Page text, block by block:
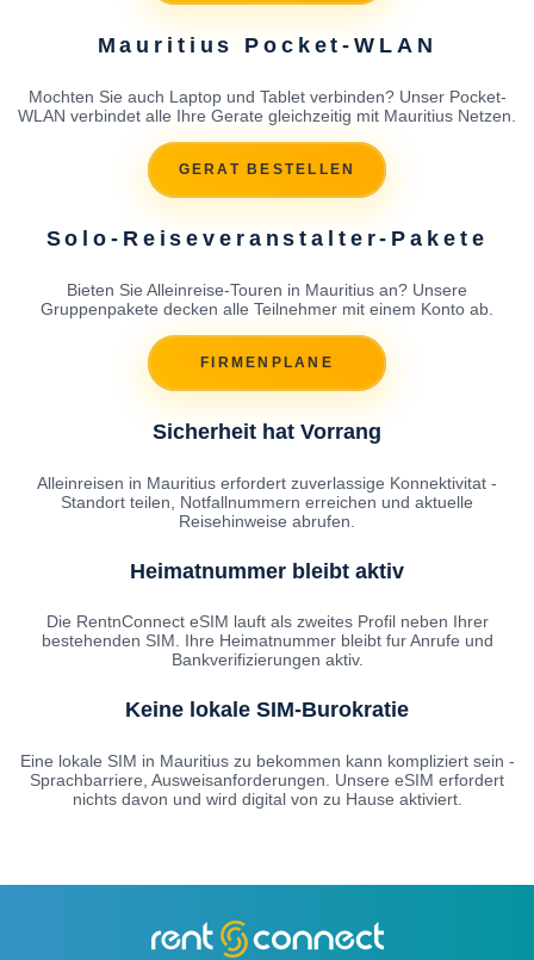
Mauritius Pocket-WLAN
Mochten Sie auch Laptop und Tablet verbinden? Unser Pocket-
WLAN verbindet alle Ihre Gerate gleichzeitig mit Mauritius Netzen.
GERAT BESTELLEN
Solo-Reiseveranstalter-Pakete
Bieten Sie Alleinreise-Touren in Mauritius an? Unsere
Gruppenpakete decken alle Teilnehmer mit einem Konto ab.
FIRMENPLANE
Sicherheit hat Vorrang
Alleinreisen in Mauritius erfordert zuverlassige Konnektivitat -
Standort teilen, Notfallnummern erreichen und aktuelle
Reisehinweise abrufen.
Heimatnummer bleibt aktiv
Die RentnConnect eSIM lauft als zweites Profil neben Ihrer
bestehenden SIM. Ihre Heimatnummer bleibt fur Anrufe und
Bankverifizierungen aktiv.
Keine lokale SIM-Burokratie
Eine lokale SIM in Mauritius zu bekommen kann kompliziert sein -
Sprachbarriere, Ausweisanforderungen. Unsere eSIM erfordert
nichts davon und wird digital von zu Hause aktiviert.